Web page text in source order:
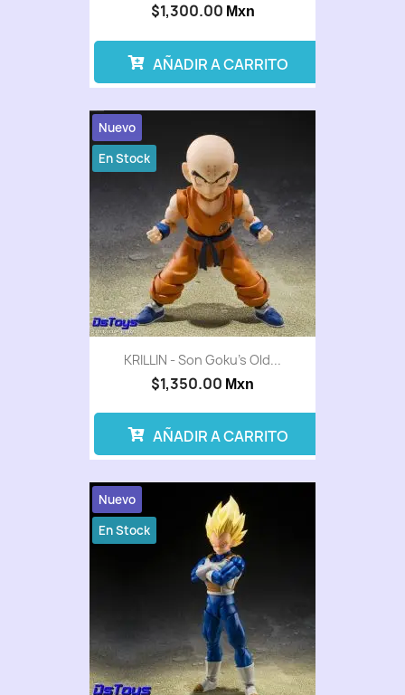
$1,300.00 Mxn
AÑADIR A CARRITO
KRILLIN - Son Goku’s Old...
$1,350.00 Mxn
Nuevo
En Stock
AÑADIR A CARRITO
Nuevo
En Stock